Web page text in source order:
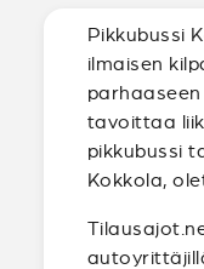
Pikkubussi
ilmaisen
tavoittaa
pikkubussi
Kokkola,